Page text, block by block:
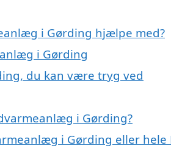
i Gørding hjælpe med?
i Gørding
du kan være tryg ved
i Gørding?
i Gørding eller hele